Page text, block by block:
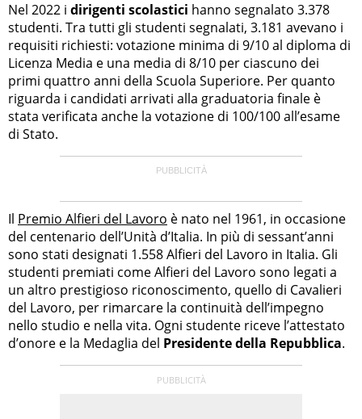
Nel 2022 i dirigenti scolastici hanno segnalato 3.378
studenti. Tra tutti gli studenti segnalati, 3.181 avevano i
requisiti richiesti: votazione minima di 9/10 al diploma di
Licenza Media e una media di 8/10 per ciascuno dei
primi quattro anni della Scuola Superiore. Per quanto
riguarda i candidati arrivati alla graduatoria finale è
stata verificata anche la votazione di 100/100 all’esame
di Stato.
Il Premio Alfieri del Lavoro è nato nel 1961, in occasione
del centenario dell’Unità d’Italia. In più di sessant’anni
sono stati designati 1.558 Alfieri del Lavoro in Italia. Gli
studenti premiati come Alfieri del Lavoro sono legati a
un altro prestigioso riconoscimento, quello di Cavalieri
del Lavoro, per rimarcare la continuità dell’impegno
nello studio e nella vita. Ogni studente riceve l’attestato
d’onore e la Medaglia del Presidente della Repubblica.